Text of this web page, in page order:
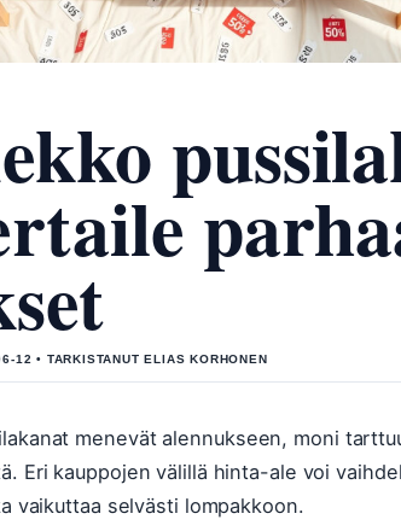
12 • TARKISTANUT ELIAS KORHONEN
menevät alennukseen, moni
Eri kauppojen välillä hinta-ale voi
vaikuttaa selvästi lompakkoon.